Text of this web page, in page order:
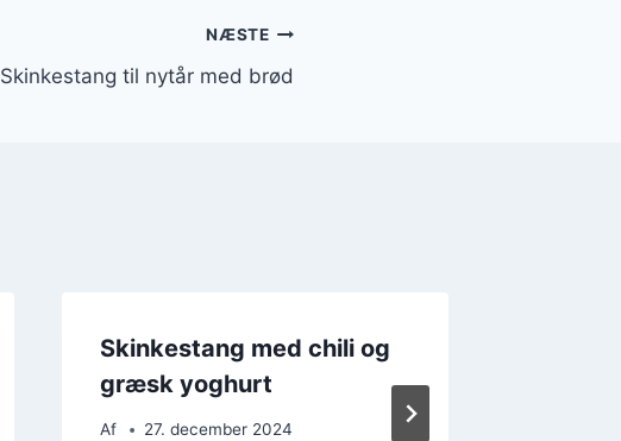
NÆSTE
Skinkestang til nytår med brød
Skinkestang med chili og
græsk yoghurt
Af 27. december 2024